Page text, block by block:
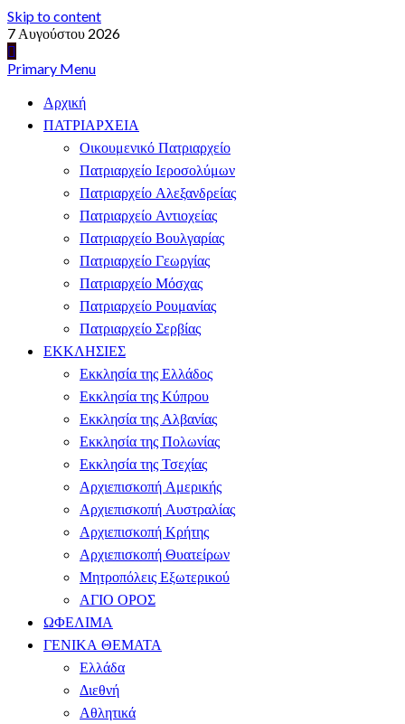
Skip to content
7 Αυγούστου 2026
Primary Menu
Αρχική
ΠΑΤΡΙΑΡΧΕΙΑ
Οικουμενικό Πατριαρχείο
Πατριαρχείο Ιεροσολύμων
Πατριαρχείο Αλεξανδρείας
Πατριαρχείο Αντιοχείας
Πατριαρχείο Βουλγαρίας
Πατριαρχείο Γεωργίας
Πατριαρχείο Μόσχας
Πατριαρχείο Ρουμανίας
Πατριαρχείο Σερβίας
ΕΚΚΛΗΣΙΕΣ
Εκκλησία της Ελλάδος
Εκκλησία της Κύπρου
Εκκλησία της Αλβανίας
Εκκλησία της Πολωνίας
Εκκλησία της Τσεχίας
Αρχιεπισκοπή Αμερικής
Αρχιεπισκοπή Αυστραλίας
Αρχιεπισκοπή Κρήτης
Αρχιεπισκοπή Θυατείρων
Μητροπόλεις Εξωτερικού
ΑΓΙΟ ΟΡΟΣ
ΩΦΕΛΙΜΑ
ΓΕΝΙΚΑ ΘΕΜΑΤΑ
Ελλάδα
Διεθνή
Αθλητικά